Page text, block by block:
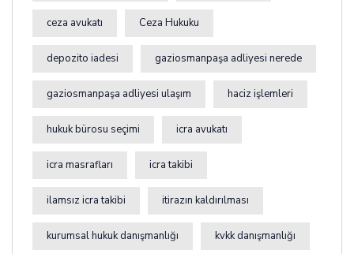
ceza avukatı Ceza Hukuku
depozito iadesi gaziosmanpaşa adliyesi nerede
gaziosmanpaşa adliyesi ulaşım haciz işlemleri
hukuk bürosu seçimi icra avukatı
icra masrafları icra takibi
ilamsız icra takibi itirazın kaldırılması
kurumsal hukuk danışmanlığı kvkk danışmanlığı